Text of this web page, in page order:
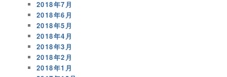
2018年7月
2018年6月
2018年5月
2018年4月
2018年3月
2018年2月
2018年1月